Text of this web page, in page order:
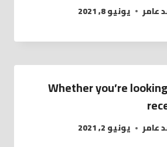
عامر يونيو 8, 2021
Whether you’re
عامر يونيو 2, 2021